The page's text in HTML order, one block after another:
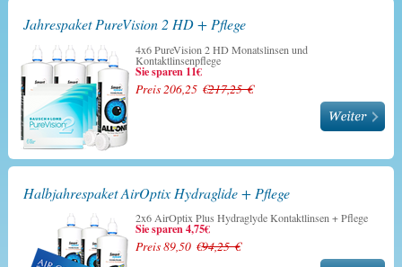
Jahrespaket PureVision 2 HD + Pflege
4x6 PureVision 2 HD Monatslinsen und
Kontaktlinsenpflege
Sie sparen 11€
Preis 206,25 €217,25 €
Halbjahrespaket AirOptix Hydraglide + Pflege
2x6 AirOptix Plus Hydraglyde Kontaktlinsen + Pflege
Sie sparen 4,75€
Preis 89,50 €94,25 €